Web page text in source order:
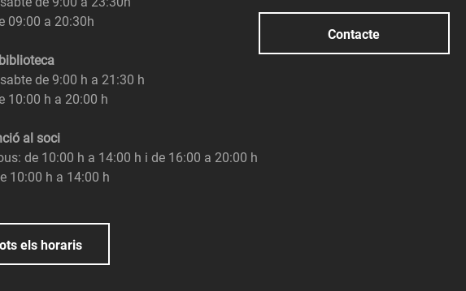
09:00 a 20:30h
de 9:00 h a 21:30 h
10:00 h a 20:00 h
al soci
de 10:00 h a 14:00 h i de 16:00 a 20:00 h
10:00 h a 14:00 h
els horaris
Contacte